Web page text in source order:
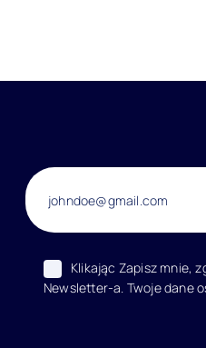
Klikając Zapisz mnie,
Newsletter-a. Twoje dane